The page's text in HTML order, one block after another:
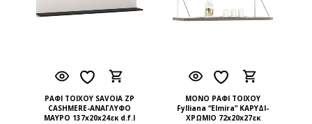
ΡΑΦΙ ΤΟΙΧΟΥ SAVOIA ZP
CASHMERE-ΑΝΑΓΛΥΦΟ
ΜΑΥΡΟ 137x20x24εκ d.f.l
ΜΟΝΟ ΡΑΦΙ ΤΟΙΧΟΥ
Fylliana “Elmira” ΚΑΡΥΔΙ-
ΧΡΩΜΙΟ 72x20x27εκ